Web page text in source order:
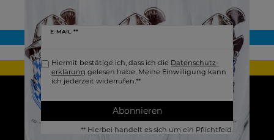
E-MAIL **
Newsletter
Honig
Hiermit bestätige ich, dass ich die Daten­schutz­
erklärung gelesen habe. Meine Einwilligung kann
ich jederzeit widerrufen.**
Abonnieren
** Hierbei handelt es sich um ein Pflichtfeld.